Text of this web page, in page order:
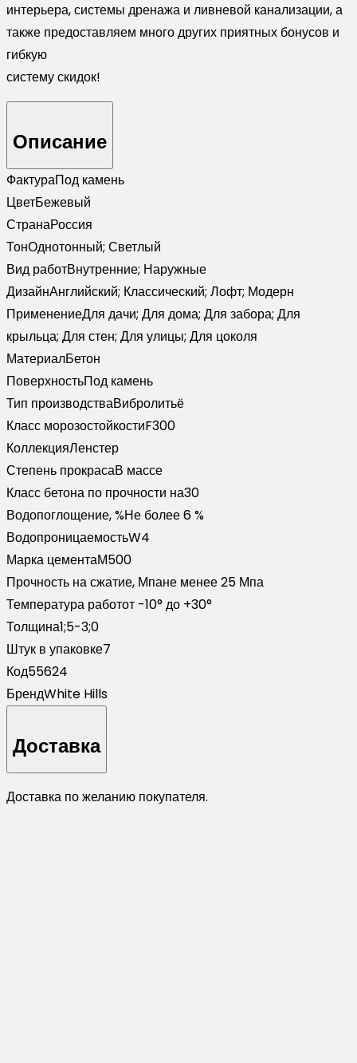
интерьера, системы дренажа и ливневой канализации, а
также предоставляем много других приятных бонусов и
гибкую
систему скидок!
Описание
ФактураПод камень
ЦветБежевый
СтранаРоссия
ТонОднотонный; Светлый
Вид работВнутренние; Наружные
ДизайнАнглийский; Классический; Лофт; Модерн
ПрименениеДля дачи; Для дома; Для забора; Для
крыльца; Для стен; Для улицы; Для цоколя
МатериалБетон
ПоверхностьПод камень
Тип производстваВибролитьё
Класс морозостойкостиF300
КоллекцияЛенстер
Степень прокрасаВ массе
Класс бетона по прочности на30
Водопоглощение, %Не более 6 %
ВодопроницаемостьW4
Марка цементаМ500
Прочность на сжатие, Мпане менее 25 Мпа
Температура работот -10° до +30°
Толщина1;5-3;0
Штук в упаковке7
Код55624
БрендWhite Hills
Доставка
Доставка по желанию покупателя.